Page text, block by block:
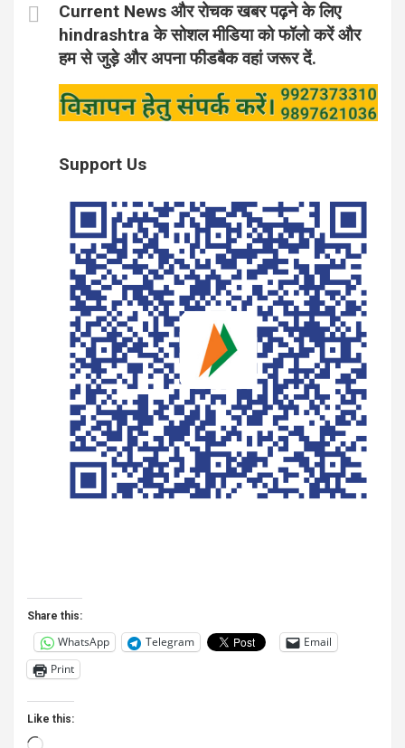
Current News और रोचक खबर पढ़ने के लिए
hindrashtra के सोशल मीडिया को फॉलो करें और
हम से जुड़े और अपना फीडबैक वहां जरूर दें.
Support Us
Share this:
WhatsApp Telegram
Email
Print
Like this:
Loading…